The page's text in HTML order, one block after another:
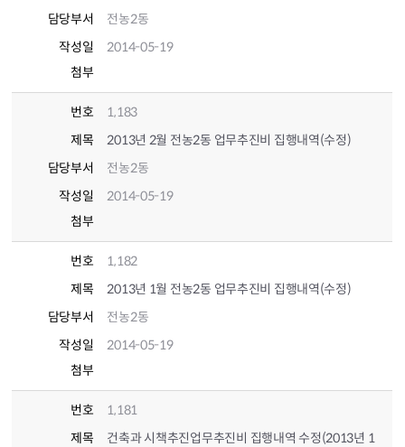
담당부서
전농2동
작성일
2014-05-19
첨부
번호
1,183
제목
2013년 2월 전농2동 업무추진비 집행내역(수정)
담당부서
전농2동
작성일
2014-05-19
첨부
번호
1,182
제목
2013년 1월 전농2동 업무추진비 집행내역(수정)
담당부서
전농2동
작성일
2014-05-19
첨부
번호
1,181
제목
건축과 시책추진업무추진비 집행내역 수정(2013년 1